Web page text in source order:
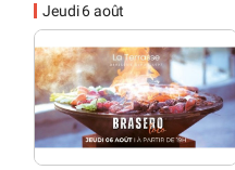
Jeudi 6 août